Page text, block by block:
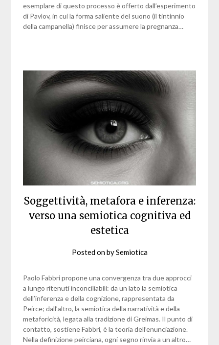
esemplare di questo processo è offerto dall’esperimento
di Pavlov, in cui la forma saliente del suono (il tintinnio
della campanella) finisce per assumere la pregnanza…
Soggettività, metafora e inferenza:
verso una semiotica cognitiva ed
estetica
Posted onbySemiotica
Paolo Fabbri propone una convergenza tra due approcci
a lungo ritenuti inconciliabili: da un lato la semiotica
dell’inferenza e della cognizione, rappresentata da
Peirce; dall’altro, la semiotica della narratività e della
metaforicità, legata alla tradizione di Greimas. Il punto di
contatto, sostiene Fabbri, è la teoria dell’enunciazione.
Nella definizione peirciana, ogni segno rinvia a un altro…